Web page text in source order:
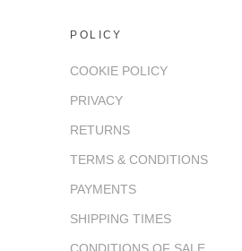
POLICY
COOKIE POLICY
PRIVACY
RETURNS
TERMS & CONDITIONS
PAYMENTS
SHIPPING TIMES